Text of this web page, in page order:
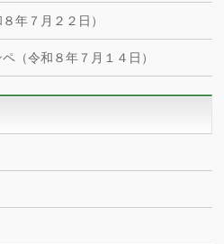
年７月２２日）
（令和８年７月１４日）